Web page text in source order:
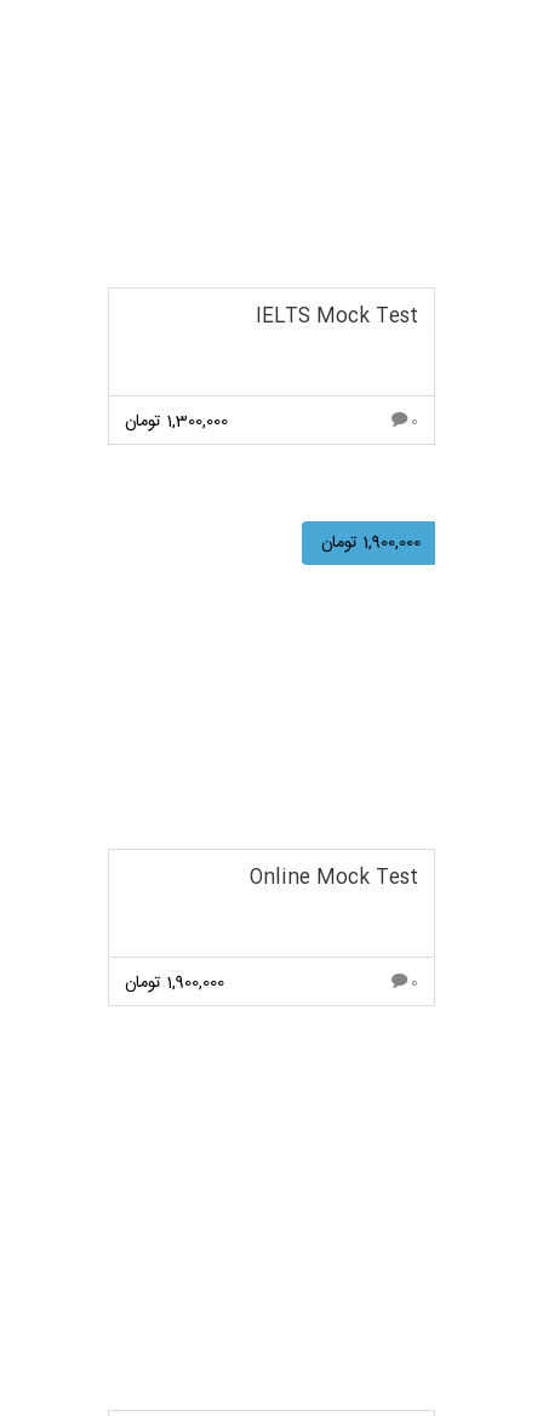
IELTS Mock Test
0
1,300,000 تومان
1,900,000 تومان
Online Mock Test
0
1,900,000 تومان